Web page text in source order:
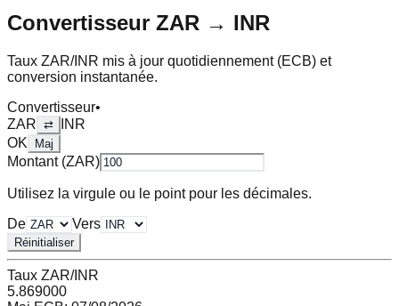
Convertisseur ZAR → INR
Taux ZAR/INR mis à jour quotidiennement (ECB) et
conversion instantanée.
Convertisseur•
ZAR ⇄
INR
OK
Maj
Montant (ZAR)
Utilisez la virgule ou le point pour les décimales.
De
Vers
Réinitialiser
Taux ZAR/INR
5.869000